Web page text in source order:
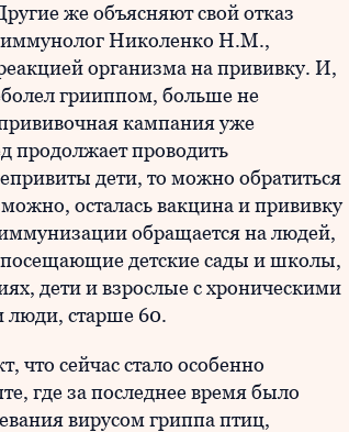
же объясняют свой отказ
иммунолог Николенко Н.М.,
организма на прививку. И,
грииппом, больше не
кампания уже
продолжает проводить
дети, то можно обратиться
осталась вакцина и прививку
обращается на людей,
посещающие детские сады и школы,
дети и взрослые с хроническими
люди, старше 60.
что сейчас стало особенно
где за последнее время было
вирусом гриппа птиц,